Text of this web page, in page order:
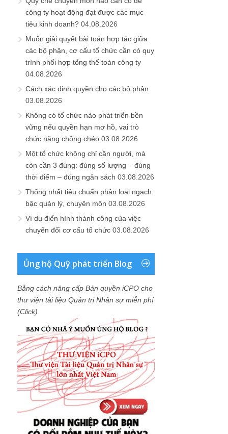
công ty hoạt động đạt được các mục
tiêu kinh doanh? 04.08.2026
Muốn giải quyết bài toán hợp tác giữa
các bộ phận, cơ cấu tổ chức cần có quy
trình phối hợp tổng thể toàn công ty
04.08.2026
Cách xác định quyền cho các bộ phận
03.08.2026
Không có tổ chức nào phát triển bền
vững nếu quyền hạn mơ hồ, vai trò
chức năng chồng chéo 03.08.2026
Một tổ chức không chỉ cần người, mà
còn cần 3 đúng: đúng số lượng – đúng
thời điểm – đúng ngân sách 03.08.2026
Thống nhất tiêu chuẩn phân loại ngạch
bậc quản lý, chuyên môn 03.08.2026
Ví dụ điển hình thành công của việc
chuyển đổi cơ cấu tổ chức 03.08.2026
Ủng hộ Quỹ phát triển Blog
Bằng cách nâng cấp Bản quyền iCPO cho
thư viện tài liệu Quản trị Nhân sự miễn phí
(Click)